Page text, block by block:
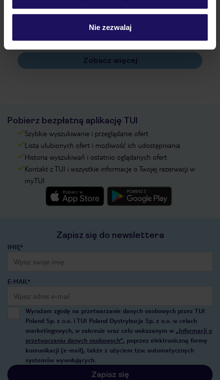
Nie zezwalaj
Jak zmienić uczestników/osobę zgłaszającą?
Na jakiej podstawie i gdzie otrzymam karty
pokładowe/bilety lotnicze?
Zobacz więcej
Pobierz bezpłatną aplikację TUI
Szybkie wyszukiwanie i przeglądanie ofert
Lista ulubionych ofert i możliwość ich udostępniania
Historia wyszukiwań i ostatnio oglądanych ofert
Kontakt z TUI i wszystkie informacje o Twojej rezerwacji w
myTUI
Zapisz się do newslettera
IMIĘ*
E-MAIL*
Wyrażam zgodę na przetwarzanie danych osobowych przez TUI
Poland Sp. z o.o. i TUI Poland Dystrybucja Sp. z o.o. w celach
marketingowych, w zakresie oraz celu wskazanym w „Informacji o
przetwarzaniu danych osobowych”, poprzez elektroniczną formę
komunikacji (e-mail), także z użyciem tzw. automatycznych
systemów wywołujących.
Zapisz się